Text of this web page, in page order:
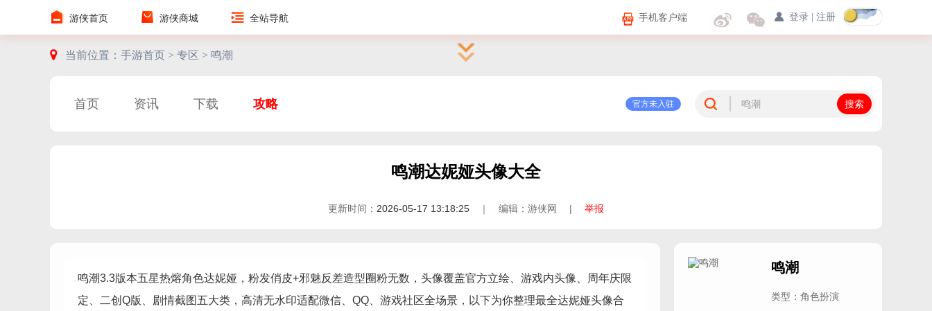
游侠首页 游侠商城 全站导航 登录 注册
手机客户端
当前位置： 手游首页 > 专区 > 鸣潮
首页 资讯 下载 攻略 官方未入驻
鸣潮达妮娅头像大全
更新时间： 2026-05-17 13:18:25 ｜ 编辑：游侠网 | 举报
鸣潮3.3版本五星热熔角色达妮娅，粉发俏皮+邪魅反差造型圈粉无数，头像覆盖官方立绘、游戏内头像、周年庆限
定、二创Q版、剧情截图五大类，高清无水印适配微信、QQ、游戏社区全场景，以下为你整理最全达妮娅头像合
鸣潮
类型：角色扮演